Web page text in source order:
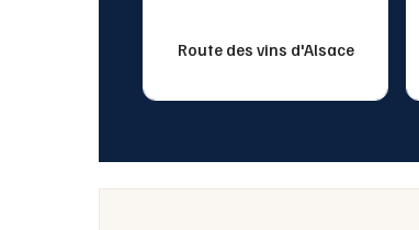
Route des vins d'Alsace